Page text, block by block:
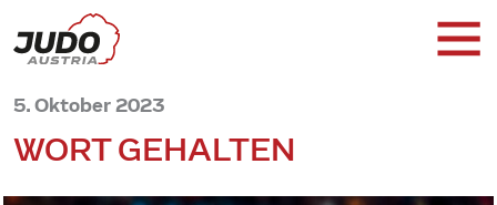
5. Oktober 2023
WORT GEHALTEN